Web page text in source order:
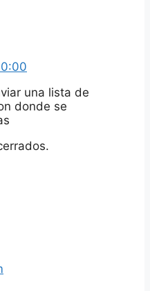
una lista de
donde se